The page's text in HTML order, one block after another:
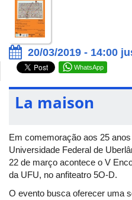
20/03/2019 - 14:00
WhatsApp
La maison
Em comemoração aos 25
Universidade Federal de
22 de março acontece o V
da UFU, no anfiteatro 5O-D.
O evento busca oferecer uma